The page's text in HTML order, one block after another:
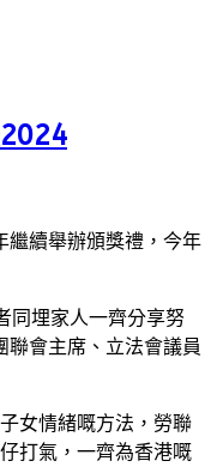
繼續舉辦頒獎禮，今年
同埋家人一齊分享努
聯會主席、立法會議員
女情緒嘅方法，勞聯
打氣，一齊為香港嘅